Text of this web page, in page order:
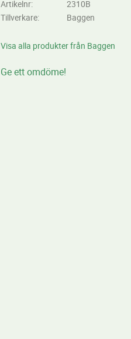
Artikelnr
2310B
Tillverkare
Baggen
Visa alla produkter från Baggen
Ge ett omdöme!